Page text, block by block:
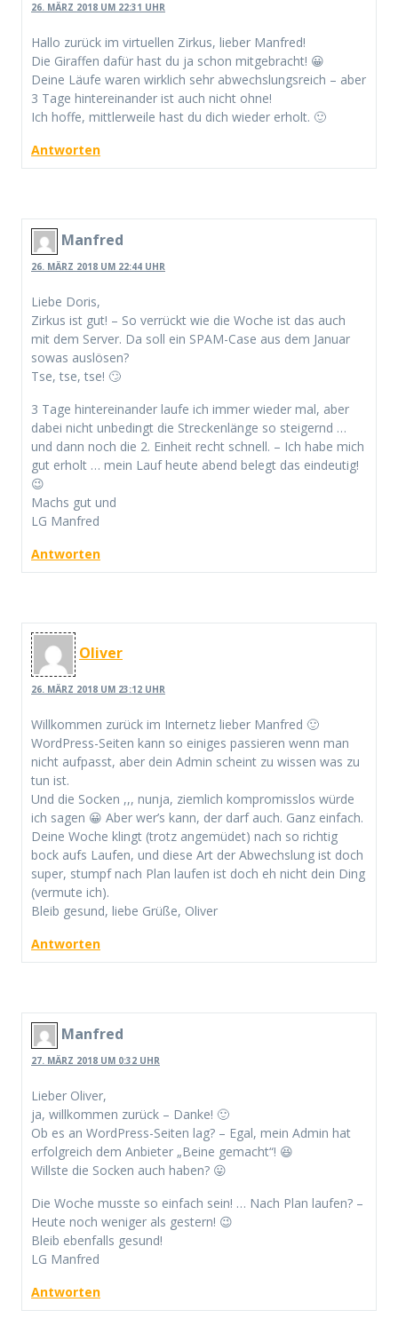
26. MÄRZ 2018 UM 22:31 UHR
Hallo zurück im virtuellen Zirkus, lieber Manfred!
Die Giraffen dafür hast du ja schon mitgebracht! 😀
Deine Läufe waren wirklich sehr abwechslungsreich – aber
3 Tage hintereinander ist auch nicht ohne!
Ich hoffe, mittlerweile hast du dich wieder erholt. 🙂
Antworten
Manfred
26. MÄRZ 2018 UM 22:44 UHR
Liebe Doris,
Zirkus ist gut! – So verrückt wie die Woche ist das auch
mit dem Server. Da soll ein SPAM-Case aus dem Januar
sowas auslösen?
Tse, tse, tse! 🙄
3 Tage hintereinander laufe ich immer wieder mal, aber
dabei nicht unbedingt die Streckenlänge so steigernd …
und dann noch die 2. Einheit recht schnell. – Ich habe mich
gut erholt … mein Lauf heute abend belegt das eindeutig!
😉
Machs gut und
LG Manfred
Antworten
Oliver
26. MÄRZ 2018 UM 23:12 UHR
Willkommen zurück im Internetz lieber Manfred 🙂
WordPress-Seiten kann so einiges passieren wenn man
nicht aufpasst, aber dein Admin scheint zu wissen was zu
tun ist.
Und die Socken ,,, nunja, ziemlich kompromisslos würde
ich sagen 😀 Aber wer’s kann, der darf auch. Ganz einfach.
Deine Woche klingt (trotz angemüdet) nach so richtig
bock aufs Laufen, und diese Art der Abwechslung ist doch
super, stumpf nach Plan laufen ist doch eh nicht dein Ding
(vermute ich).
Bleib gesund, liebe Grüße, Oliver
Antworten
Manfred
27. MÄRZ 2018 UM 0:32 UHR
Lieber Oliver,
ja, willkommen zurück – Danke! 🙂
Ob es an WordPress-Seiten lag? – Egal, mein Admin hat
erfolgreich dem Anbieter „Beine gemacht“! 😆
Willste die Socken auch haben? 😛
Die Woche musste so einfach sein! … Nach Plan laufen? –
Heute noch weniger als gestern! 😉
Bleib ebenfalls gesund!
LG Manfred
Antworten